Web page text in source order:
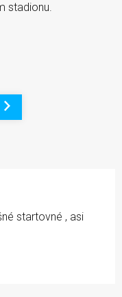
stadionu.
startovné , asi